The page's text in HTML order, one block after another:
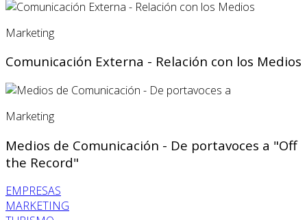
Marketing
Comunicación Externa - Relación con los Medios
Marketing
Medios de Comunicación - De portavoces a "Off
the Record"
EMPRESAS
MARKETING